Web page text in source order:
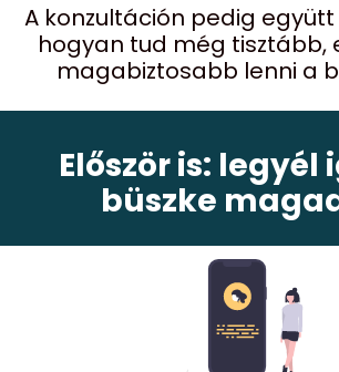
A konzultáción pedig együtt
hogyan tud még tisztább,
magabiztosabb lenni a
Először is: legyél
büszke